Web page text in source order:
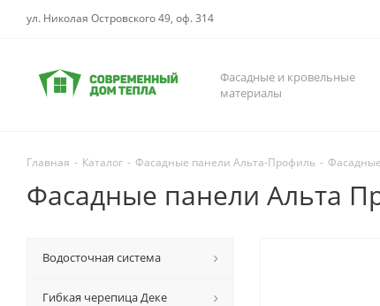
ул. Николая Островского 49, оф. 314
Фасадные и кровельные
материалы
Главная - Каталог - Фасадные панели Альта-Профиль -
Фасадные панели Альта
Водосточная система
Гибкая черепица Деке